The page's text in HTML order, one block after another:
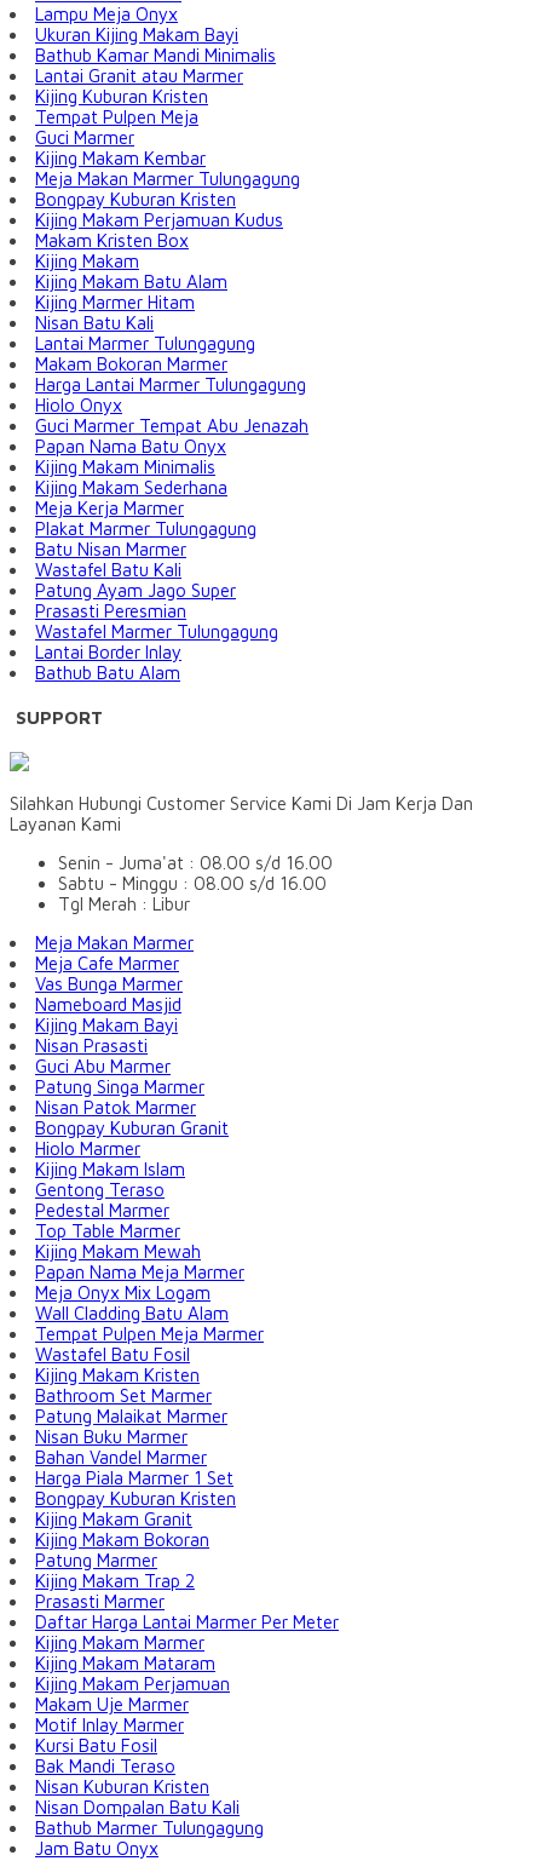
Lampu Meja Onyx
Ukuran Kijing Makam Bayi
Bathub Kamar Mandi Minimalis
Lantai Granit atau Marmer
Kijing Kuburan Kristen
Tempat Pulpen Meja
Guci Marmer
Kijing Makam Kembar
Meja Makan Marmer Tulungagung
Bongpay Kuburan Kristen
Kijing Makam Perjamuan Kudus
Makam Kristen Box
Kijing Makam
Kijing Makam Batu Alam
Kijing Marmer Hitam
Nisan Batu Kali
Lantai Marmer Tulungagung
Makam Bokoran Marmer
Harga Lantai Marmer Tulungagung
Hiolo Onyx
Guci Marmer Tempat Abu Jenazah
Papan Nama Batu Onyx
Kijing Makam Minimalis
Kijing Makam Sederhana
Meja Kerja Marmer
Plakat Marmer Tulungagung
Batu Nisan Marmer
Wastafel Batu Kali
Patung Ayam Jago Super
Prasasti Peresmian
Wastafel Marmer Tulungagung
Lantai Border Inlay
Bathub Batu Alam
SUPPORT
Silahkan Hubungi Customer Service Kami Di Jam Kerja Dan
Layanan Kami
Senin - Juma'at : 08.00 s/d 16.00
Sabtu - Minggu : 08.00 s/d 16.00
Tgl Merah : Libur
Meja Makan Marmer
Meja Cafe Marmer
Vas Bunga Marmer
Nameboard Masjid
Kijing Makam Bayi
Nisan Prasasti
Guci Abu Marmer
Patung Singa Marmer
Nisan Patok Marmer
Bongpay Kuburan Granit
Hiolo Marmer
Kijing Makam Islam
Gentong Teraso
Pedestal Marmer
Top Table Marmer
Kijing Makam Mewah
Papan Nama Meja Marmer
Meja Onyx Mix Logam
Wall Cladding Batu Alam
Tempat Pulpen Meja Marmer
Wastafel Batu Fosil
Kijing Makam Kristen
Bathroom Set Marmer
Patung Malaikat Marmer
Nisan Buku Marmer
Bahan Vandel Marmer
Harga Piala Marmer 1 Set
Bongpay Kuburan Kristen
Kijing Makam Granit
Kijing Makam Bokoran
Patung Marmer
Kijing Makam Trap 2
Prasasti Marmer
Daftar Harga Lantai Marmer Per Meter
Kijing Makam Marmer
Kijing Makam Mataram
Kijing Makam Perjamuan
Makam Uje Marmer
Motif Inlay Marmer
Kursi Batu Fosil
Bak Mandi Teraso
Nisan Kuburan Kristen
Nisan Dompalan Batu Kali
Bathub Marmer Tulungagung
Jam Batu Onyx